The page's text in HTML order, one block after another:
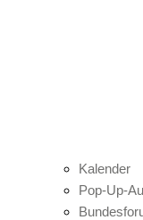
Kalender
Pop-Up-